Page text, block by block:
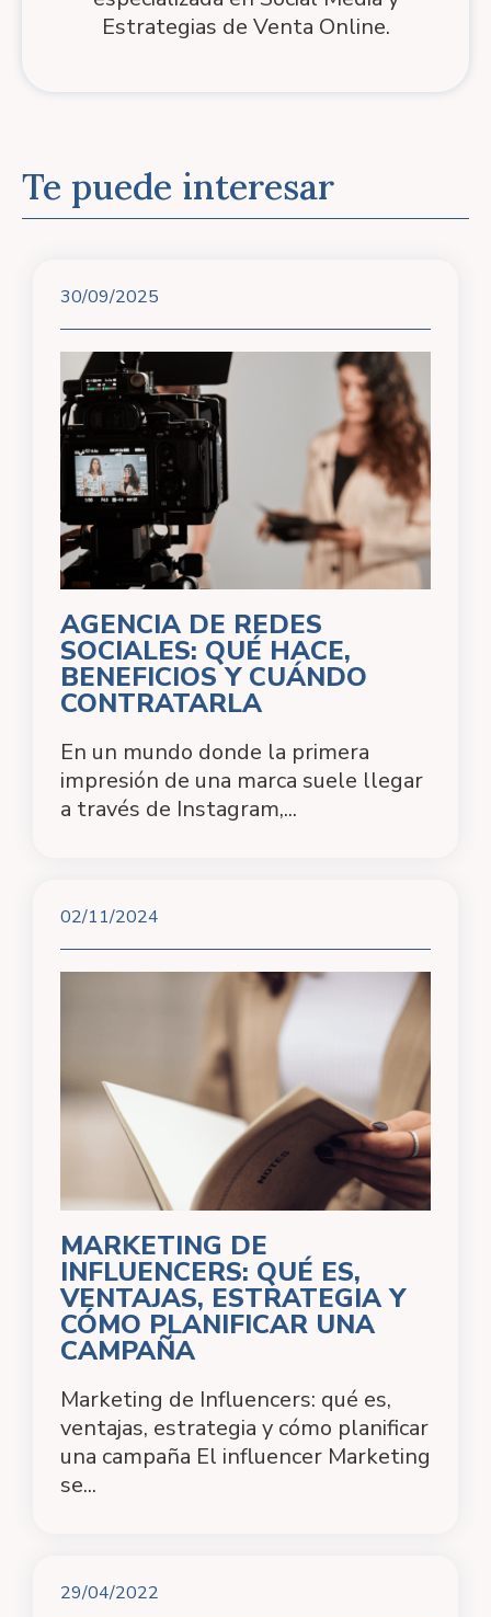
Estrategias de Venta Online.
Te puede interesar
30/09/2025
AGENCIA DE REDES
SOCIALES: QUÉ HACE,
BENEFICIOS Y CUÁNDO
CONTRATARLA
En un mundo donde la primera
impresión de una marca suele llegar
a través de Instagram,...
02/11/2024
MARKETING DE
INFLUENCERS: QUÉ ES,
VENTAJAS, ESTRATEGIA Y
CÓMO PLANIFICAR UNA
CAMPAÑA
Marketing de Influencers: qué es,
ventajas, estrategia y cómo planificar
una campaña El influencer Marketing
se...
29/04/2022